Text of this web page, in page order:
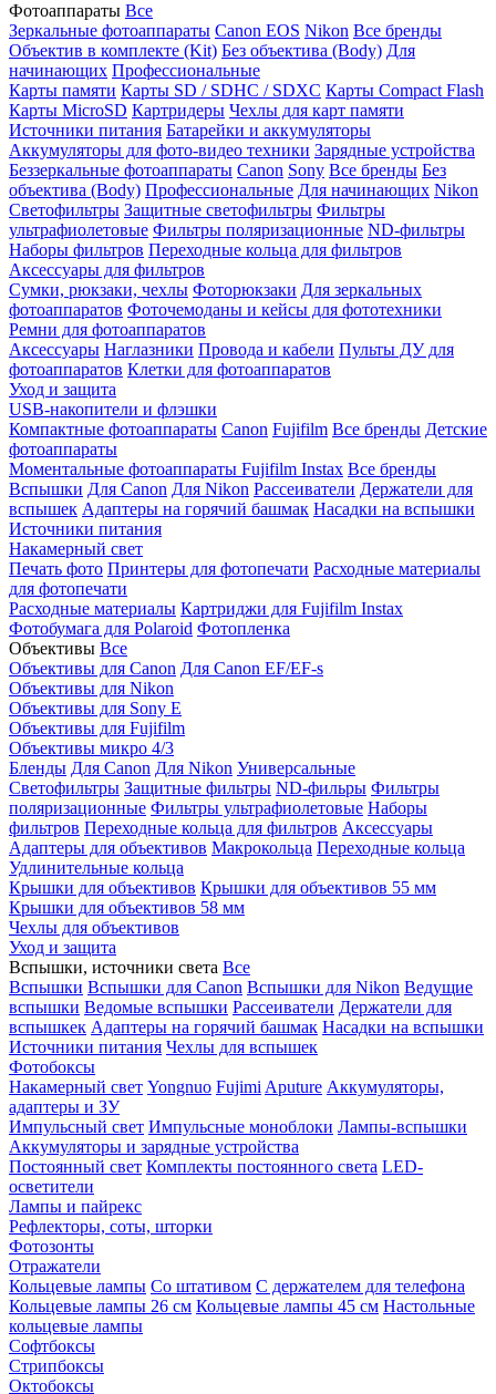
Фотоаппараты Все
Зеркальные фотоаппараты Canon EOS Nikon Все бренды
Объектив в комплекте (Kit) Без объектива (Body) Для
начинающих Профессиональные
Карты памяти Карты SD / SDHC / SDXC Карты Compact Flash
Карты MicroSD Картридеры Чехлы для карт памяти
Источники питания Батарейки и аккумуляторы
Аккумуляторы для фото-видео техники Зарядные устройства
Беззеркальные фотоаппараты Canon Sony Все бренды Без
объектива (Body) Профессиональные Для начинающих Nikon
Светофильтры Защитные светофильтры Фильтры
ультрафиолетовые Фильтры поляризационные ND-фильтры
Наборы фильтров Переходные кольца для фильтров
Аксессуары для фильтров
Сумки, рюкзаки, чехлы Фоторюкзаки Для зеркальных
фотоаппаратов Фоточемоданы и кейсы для фототехники
Ремни для фотоаппаратов
Аксессуары Наглазники Провода и кабели Пульты ДУ для
фотоаппаратов Клетки для фотоаппаратов
Уход и защита
USB-накопители и флэшки
Компактные фотоаппараты Canon Fujifilm Все бренды Детские
фотоаппараты
Моментальные фотоаппараты Fujifilm Instax Все бренды
Вспышки Для Canon Для Nikon Рассеиватели Держатели для
вспышек Адаптеры на горячий башмак Насадки на вспышки
Источники питания
Накамерный свет
Печать фото Принтеры для фотопечати Расходные материалы
для фотопечати
Расходные материалы Картриджи для Fujifilm Instax
Фотобумага для Polaroid Фотопленка
Объективы Все
Объективы для Canon Для Canon EF/EF-s
Объективы для Nikon
Объективы для Sony E
Объективы для Fujifilm
Объективы микро 4/3
Бленды Для Canon Для Nikon Универсальные
Светофильтры Защитные фильтры ND-фильры Фильтры
поляризационные Фильтры ультрафиолетовые Наборы
фильтров Переходные кольца для фильтров Аксессуары
Адаптеры для объективов Макрокольца Переходные кольца
Удлинительные кольца
Крышки для объективов Крышки для объективов 55 мм
Крышки для объективов 58 мм
Чехлы для объективов
Уход и защита
Вспышки, источники света Все
Вспышки Вспышки для Canon Вспышки для Nikon Ведущие
вспышки Ведомые вспышки Рассеиватели Держатели для
вспышкек Адаптеры на горячий башмак Насадки на вспышки
Источники питания Чехлы для вспышек
Фотобоксы
Накамерный свет Yongnuo Fujimi Aputure Аккумуляторы,
адаптеры и ЗУ
Импульсный свет Импульсные моноблоки Лампы-вспышки
Аккумуляторы и зарядные устройства
Постоянный свет Комплекты постоянного света LED-
осветители
Лампы и пайрекс
Рефлекторы, соты, шторки
Фотозонты
Отражатели
Кольцевые лампы Со штативом С держателем для телефона
Кольцевые лампы 26 см Кольцевые лампы 45 см Настольные
кольцевые лампы
Софтбоксы
Стрипбоксы
Октобоксы